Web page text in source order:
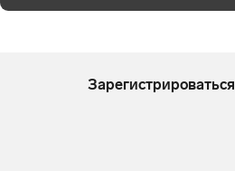
Зарегистрироваться